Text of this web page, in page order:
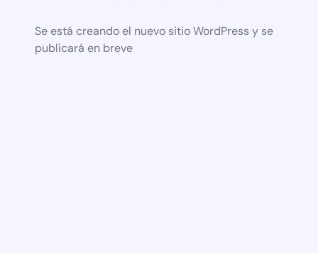
Se está creando el nuevo sitio WordPress y se
publicará en breve